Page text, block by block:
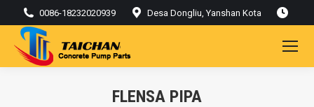
0086-18232020939 Desa Dongliu, Yanshan Kota
FLENSA PIPA